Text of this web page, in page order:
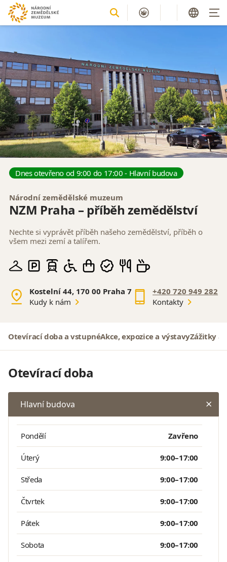
Dnes otevřeno od 9:00 do 17:00 - Hlavní budova
Národní zemědělské muzeum
NZM Praha – příběh zemědělství
Nechte si vyprávět příběh našeho zemědělství, příběh o
všem mezi zemí a talířem.
Kostelní 44, 170 00 Praha 7
Kudy k nám
+420 720 949 282
Kontakty
Otevírací doba a vstupnéAkce, expozice a výstavyZážitky a
Otevírací doba
Hlavní budova
Pondělí Zavřeno
Úterý 9:00–17:00
Středa 9:00–17:00
Čtvrtek 9:00–17:00
Pátek 9:00–17:00
Sobota 9:00–17:00